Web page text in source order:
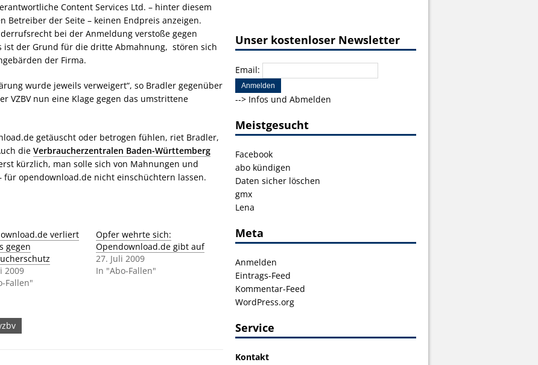
Content Services Ltd. – hinter diesem
Betreiber der Seite – keinen Endpreis anzeigen.
bei der Anmeldung verstoße gegen
ist der Grund für die dritte Abmahnung, stören sich
der Firma.
wurde jeweils verweigert“, so Bradler gegenüber
VZBV nun eine Klage gegen das umstrittene
getäuscht oder betrogen fühlen, riet Bradler,
die Verbraucherzentralen Baden-Württemberg
kürzlich, man solle sich von Mahnungen und
für opendownload.de nicht einschüchtern lassen.
verliert
gegen
2009
Fallen"
Opfer wehrte sich:
Opendownload.de gibt auf
27. Juli 2009
In "Abo-Fallen"
Unser kostenloser Newsletter
Email:
--> Infos und Abmelden
Meistgesucht
Facebook
abo kündigen
Daten sicher löschen
gmx
Lena
Meta
Anmelden
Eintrags-Feed
Kommentar-Feed
WordPress.org
Service
Kontakt